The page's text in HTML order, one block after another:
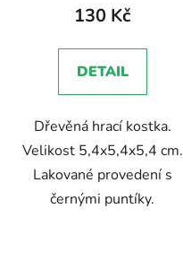
130 Kč
DETAIL
Dřevěná hrací kostka.
Velikost 5,4x5,4x5,4 cm.
Lakované provedení s
černými puntíky.